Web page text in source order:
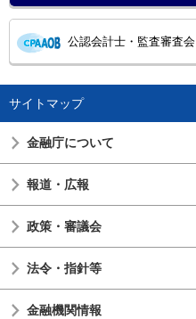
公認会計士・監査審査会
サイトマップ
金融庁について
報道・広報
政策・審議会
法令・指針等
金融機関情報